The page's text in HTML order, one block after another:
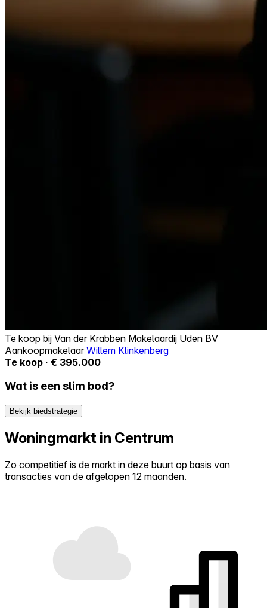
Te koop bij Van der Krabben Makelaardij Uden BV
AankoopmakelaarWillem Klinkenberg
Te koop · € 395.000
Wat is een slim bod?
Bekijk biedstrategie
Woningmarkt in Centrum
Zo competitief is de markt in deze buurt op basis van
transacties van de afgelopen 12 maanden.